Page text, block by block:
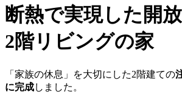
断熱で実現した開
2階リビングの家
「家族の休息」を大切にした2階建ての
に完成しました。